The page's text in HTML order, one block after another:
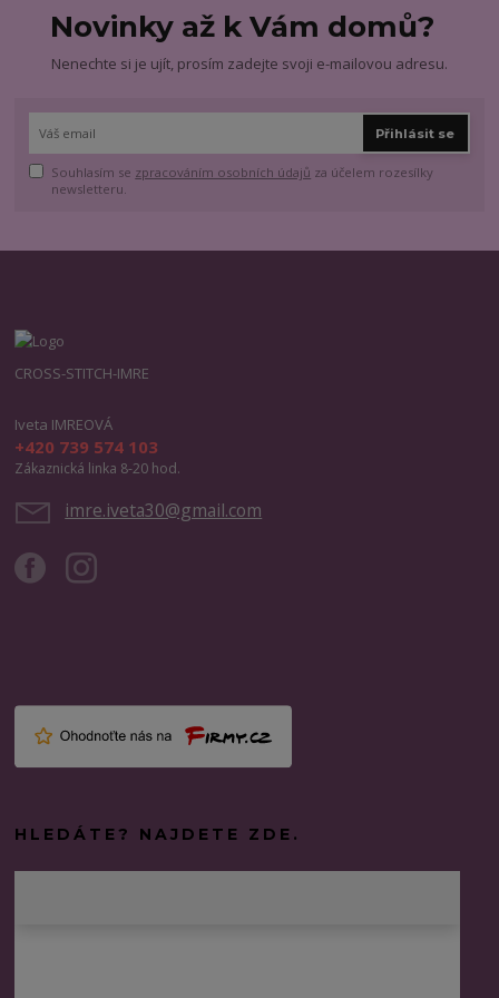
Novinky až k Vám domů?
Nenechte si je ujít, prosím zadejte svoji e-mailovou adresu.
Přihlásit se
Souhlasím se zpracováním osobních údajů za účelem rozesílky
newsletteru.
HLEDÁTE? NAJDETE ZDE.
CROSS-STITCH-IMRE
Iveta IMREOVÁ
+420 739 574 103
Zákaznická linka 8-20 hod.
imre.iveta30@gmail.com